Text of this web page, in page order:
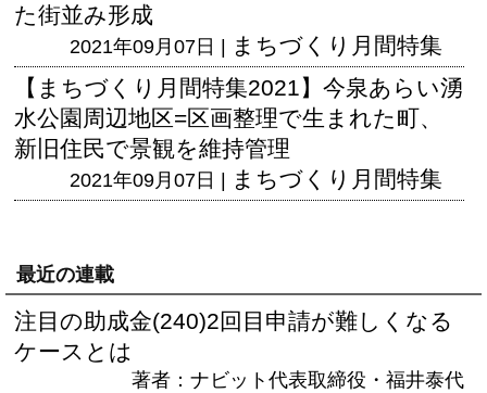
た街並み形成
2021年09月07日 | まちづくり月間特集
【まちづくり月間特集2021】今泉あらい湧
水公園周辺地区=区画整理で生まれた町、
新旧住民で景観を維持管理
2021年09月07日 | まちづくり月間特集
最近の連載
注目の助成金(240)2回目申請が難しくなる
ケースとは
著者：ナビット代表取締役・福井泰代